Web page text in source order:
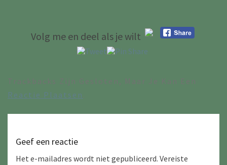
Volg me en deel als je wilt
Reactie Plaatsen
Geef een reactie
Het e-mailadres wordt niet gepubliceerd. Vereiste